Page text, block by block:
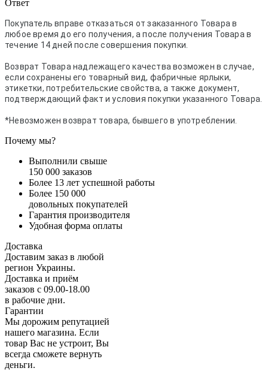
Ответ
Покупатель вправе отказаться от заказанного Товара в
любое время до его получения, а после получения Товара в
течение 14 дней после совершения покупки.
Возврат Товара надлежащего качества возможен в случае,
если сохранены его товарный вид, фабричные ярлыки,
этикетки, потребительские свойства, а также документ,
подтверждающий факт и условия покупки указанного Товара.
*Невозможен возврат товара, бывшего в употреблении.
Почему мы?
Выполнили свыше
150 000 заказов
Более 13 лет успешной работы
Более 150 000
довольных покупателей
Гарантия производителя
Удобная форма оплаты
Доставка
Доставим заказ в любой
регион Украины.
Доставка и приём
заказов с 09.00-18.00
в рабочие дни.
Гарантии
Мы дорожим репутацией
нашего магазина. Если
товар Вас не устроит, Вы
всегда сможете вернуть
деньги.